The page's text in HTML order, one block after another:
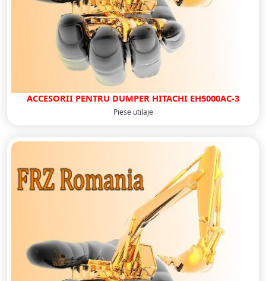
ACCESORII PENTRU DUMPER HITACHI EH5000AC-3
Piese utilaje